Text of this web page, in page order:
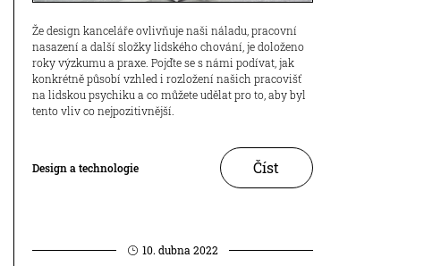
Že design kanceláře ovlivňuje naši náladu, pracovní
nasazení a další složky lidského chování, je doloženo
roky výzkumu a praxe. Pojďte se s námi podívat, jak
konkrétně působí vzhled i rozložení našich pracovišť
na lidskou psychiku a co můžete udělat pro to, aby byl
tento vliv co nejpozitivnější.
Design a technologie Číst
10. dubna 2022